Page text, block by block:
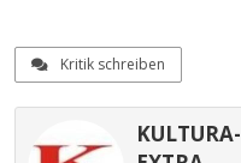
Kritik schreiben
KULTURA-